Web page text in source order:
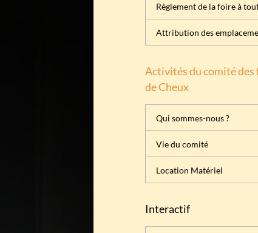
Règlement de la foire à
Attribution des
Activités du comité des
de Cheux
Qui sommes-nous ?
Vie du comité
Location Matériel
Interactif